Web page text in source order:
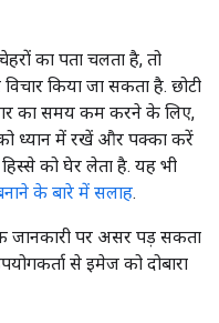
का पता चलता है, तो
किया जा सकता है. छोटी
का समय कम करने के लिए,
ध्यान में रखें और पक्का करें
को घेर लेता है. यह भी
के बारे में सलाह.
पर असर पड़ सकता
से इमेज को दोबारा